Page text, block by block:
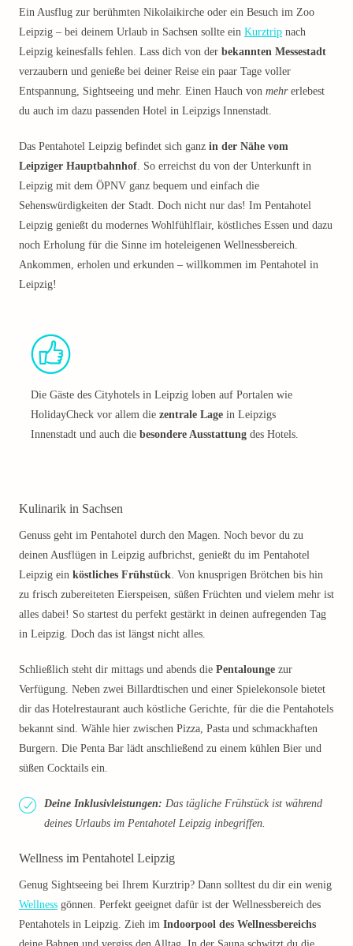
Ein Ausflug zur berühmten Nikolaikirche oder ein Besuch im Zoo
Leipzig – bei deinem Urlaub in Sachsen sollte ein Kurztrip nach
Leipzig keinesfalls fehlen. Lass dich von der bekannten Messestadt
verzaubern und genieße bei deiner Reise ein paar Tage voller
Entspannung, Sightseeing und mehr. Einen Hauch von mehrerlebest
du auch im dazu passenden Hotel in Leipzigs Innenstadt.
Das Pentahotel Leipzig befindet sich ganz in der Nähe vom
Leipziger Hauptbahnhof. So erreichst du von der Unterkunft in
Leipzig mit dem ÖPNV ganz bequem und einfach die
Sehenswürdigkeiten der Stadt. Doch nicht nur das! Im Pentahotel
Leipzig genießt du modernes Wohlfühlflair, köstliches Essen und dazu
noch Erholung für die Sinne im hoteleigenen Wellnessbereich.
Ankommen, erholen und erkunden – willkommen im Pentahotel in
Leipzig!
Die Gäste des Cityhotels in Leipzig loben auf Portalen wie
HolidayCheck vor allem die zentrale Lage in Leipzigs
Innenstadt und auch die besondere Ausstattung des Hotels.
Kulinarik in Sachsen
Genuss geht im Pentahotel durch den Magen. Noch bevor du zu
deinen Ausflügen in Leipzig aufbrichst, genießt du im Pentahotel
Leipzig ein köstliches Frühstück. Von knusprigen Brötchen bis hin
zu frisch zubereiteten Eierspeisen, süßen Früchten und vielem mehr ist
alles dabei! So startest du perfekt gestärkt in deinen aufregenden Tag
in Leipzig. Doch das ist längst nicht alles.
Schließlich steht dir mittags und abends die Pentalounge zur
Verfügung. Neben zwei Billardtischen und einer Spielekonsole bietet
dir das Hotelrestaurant auch köstliche Gerichte, für die die Pentahotels
bekannt sind. Wähle hier zwischen Pizza, Pasta und schmackhaften
Burgern. Die Penta Bar lädt anschließend zu einem kühlen Bier und
süßen Cocktails ein.
Deine Inklusivleistungen: Das tägliche Frühstück ist während
deines Urlaubs im Pentahotel Leipzig inbegriffen.
Wellness im Pentahotel Leipzig
Genug Sightseeing bei Ihrem Kurztrip? Dann solltest du dir ein wenig
Wellness gönnen. Perfekt geeignet dafür ist der Wellnessbereich des
Pentahotels in Leipzig. Zieh im Indoorpool des Wellnessbereichs